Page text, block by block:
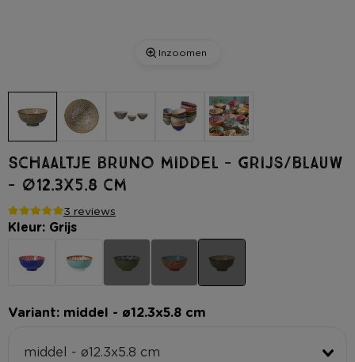
Inzoomen
Schaaltje Bruno middel - grijs/blauw
- ø12.3x5.8 cm
3 reviews
Kleur: Grijs
Variant: middel - ø12.3x5.8 cm
middel - ø12.3x5.8 cm